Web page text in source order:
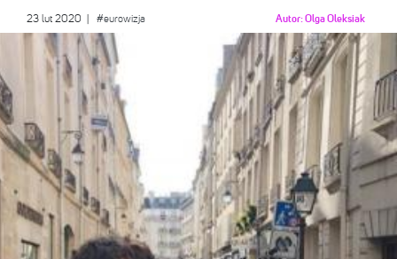
23 lut 2020 #eurowizja Autor:Olga Oleksiak